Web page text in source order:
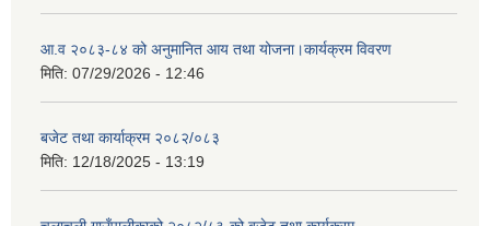
आ.व २०८३-८४ को अनुमानित आय तथा योजना।कार्यक्रम विवरण
मिति: 07/29/2026 - 12:46
बजेट तथा कार्याक्रम २०८२/०८३
मिति: 12/18/2025 - 13:19